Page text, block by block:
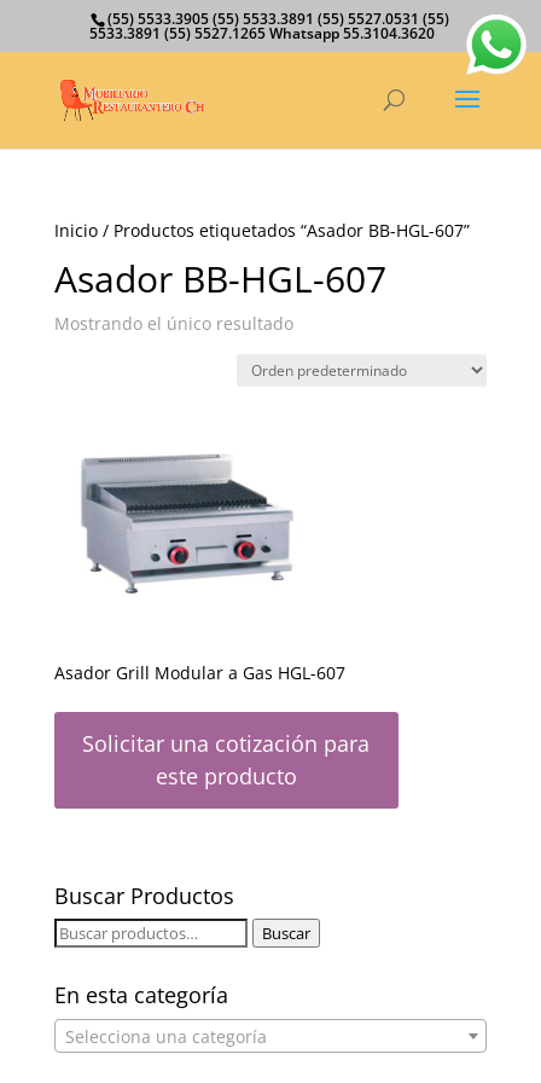
(55) 5533.3905 (55) 5533.3891 (55) 5527.0531 (55)
5533.3891 (55) 5527.1265 Whatsapp 55.3104.3620
Inicio/ Productos etiquetados “Asador BB-HGL-607”
Asador BB-HGL-607
Mostrando el único resultado
Asador Grill Modular a Gas HGL-607
Solicitar una cotización para
este producto
Buscar Productos
Buscar
Buscar
En esta categoría
Selecciona una categoría